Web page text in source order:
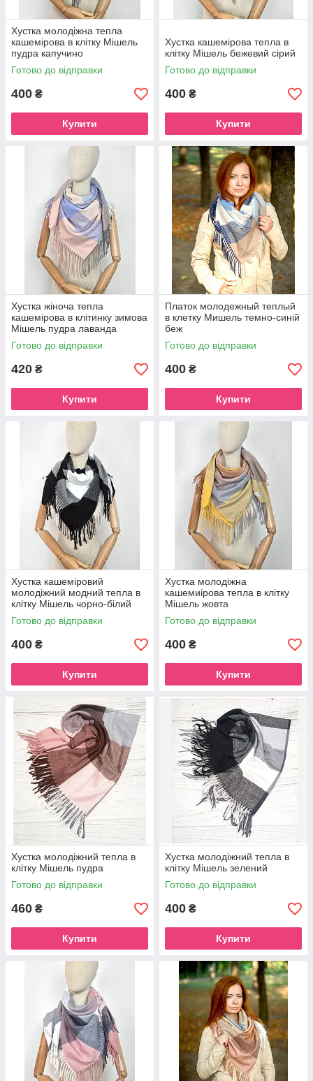
Хустка молодіжна тепла
кашемірова в клітку Мішель
пудра капучино
Готово до відправки
400 ₴
Купити
Хустка кашемірова тепла в
клітку Мішель бежевий сірий
Готово до відправки
400 ₴
Купити
Хустка жіноча тепла
кашемірова в клітинку зимова
Мішель пудра лаванда
Готово до відправки
420 ₴
Купити
Платок молодежный теплый
в клетку Мишель темно-синій
беж
Готово до відправки
400 ₴
Купити
Хустка кашеміровий
молодіжний модний тепла в
клітку Мішель чорно-білий
Готово до відправки
400 ₴
Купити
Хустка молодіжна
кашемиірова тепла в клітку
Мішель жовта
Готово до відправки
400 ₴
Купити
Хустка молодіжний тепла в
клітку Мішель пудра
Готово до відправки
460 ₴
Купити
Хустка молодіжний тепла в
клітку Мішель зелений
Готово до відправки
400 ₴
Купити